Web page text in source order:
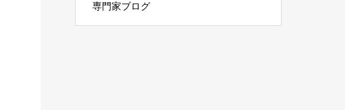
専門家ブログ